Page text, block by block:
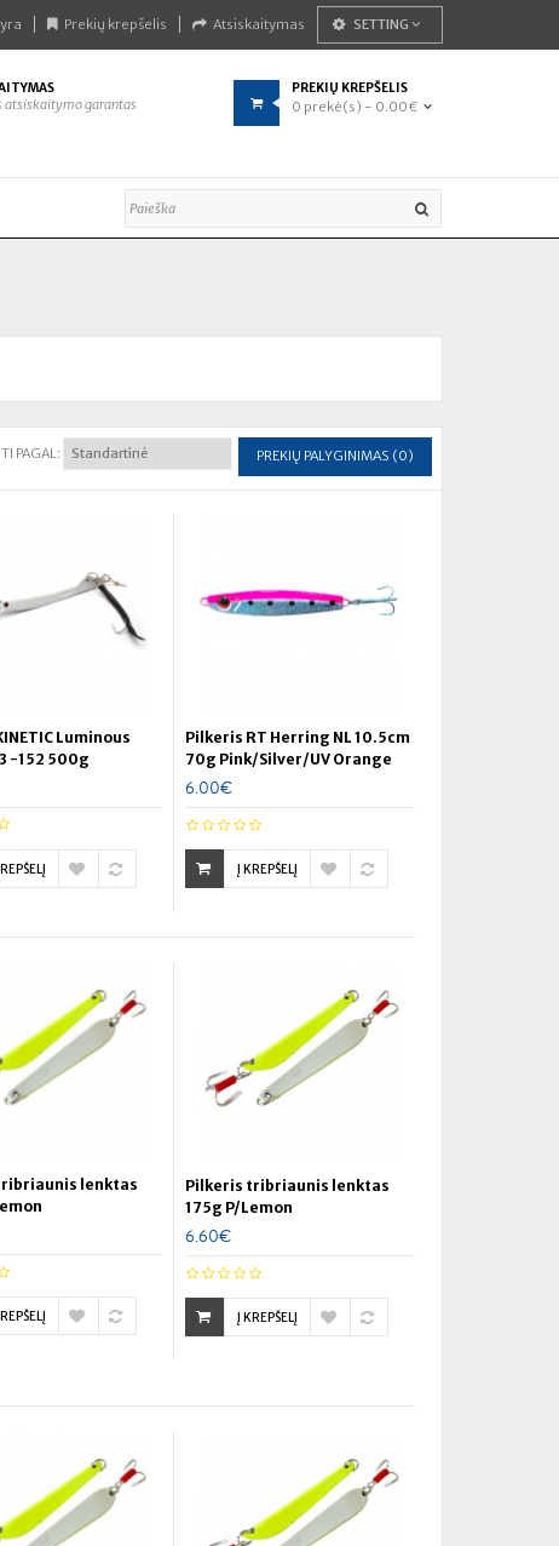
Prekių krepšelis Atsiskaitymas SETTING
atsiskaitymo garantas
PREKIŲ KREPŠELIS
0 prekė(s) - 0.00€
PREKIŲ PALYGINIMAS (0)
PAGAL:
Luminous
-152 500g
Pilkeris RT Herring NL 10.5cm
70g Pink/Silver/UV Orange
6.00€
Į KREPŠELĮ
lenktas
Pilkeris tribriaunis lenktas
175g P/Lemon
6.60€
Į KREPŠELĮ